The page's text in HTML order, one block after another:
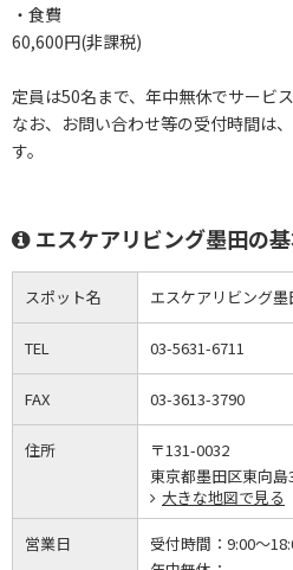
・食費
60,600円(非課税)
定員は50名まで、年中無休でサービ
なお、お問い合わせ等の受付時間は
す。
エスケアリビング墨田の
スポット名 エスケアリビング墨
TEL 03-5631-6711
FAX 03-3613-3790
住所
〒131-0032
東京都墨田区東向
大きな地図で見る
営業日 受付時間： 9:00～